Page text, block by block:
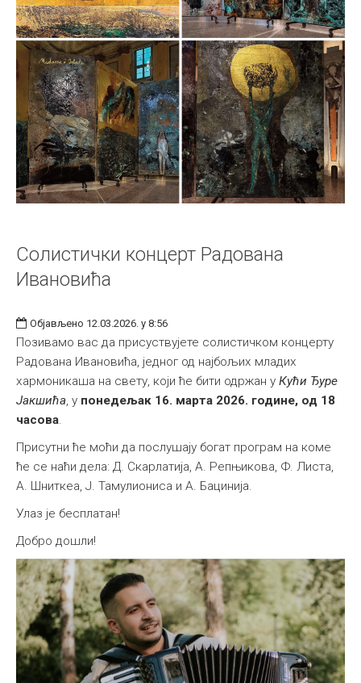
Солистички концерт Радована
Ивановића
Објављено 12.03.2026. у 8:56
Позивамо вас да присуствујете солистичком концерту
Радована Ивановића, једног од најбољих младих
хармоникаша на свету, који ће бити одржан у Кући Ђуре
Јакшића, у понедељак 16. марта 2026. године, од 18
часова.
Присутни ће моћи да послушају богат програм на коме
ће се наћи дела: Д. Скарлатија, А. Репњикова, Ф. Листа,
А. Шниткеа, Ј. Тамулиониса и А. Бацинија.
Улаз је бесплатан!
Добро дошли!